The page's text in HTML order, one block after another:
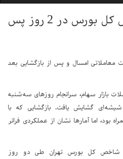
رشد 2 درصدی شاخص کل بورس در 2 روز پس
امسال و پس از بازگشایی بعد
در معاملات بازار سهام، سرانجام روزهای سه‌شنبه
گشایش یافت. بازگشایی که با
بود، اما آمارها نشان از عملکردی فراتر
شاخص کل بورس تهران طی دو روز